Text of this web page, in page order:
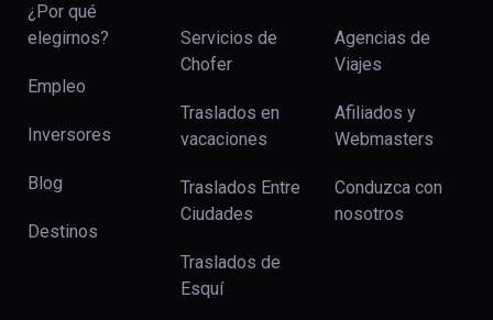
¿Por qué
elegirnos?
Empleo
Inversores
Blog
Destinos
Servicios de
Chofer
Traslados en
vacaciones
Traslados Entre
Ciudades
Traslados de
Esquí
Agencias de
Viajes
Afiliados y
Webmasters
Conduzca con
nosotros